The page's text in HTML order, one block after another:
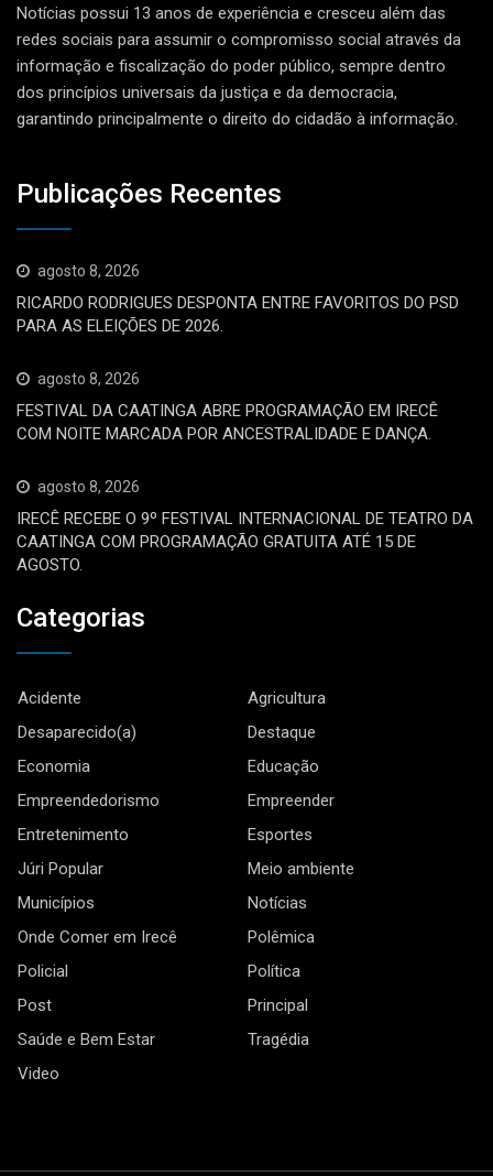
Notícias possui 13 anos de experiência e cresceu além das
redes sociais para assumir o compromisso social através da
informação e fiscalização do poder público, sempre dentro
dos princípios universais da justiça e da democracia,
garantindo principalmente o direito do cidadão à informação.
Publicações Recentes
agosto 8, 2026
RICARDO RODRIGUES DESPONTA ENTRE FAVORITOS DO PSD
PARA AS ELEIÇÕES DE 2026.
agosto 8, 2026
FESTIVAL DA CAATINGA ABRE PROGRAMAÇÃO EM IRECÊ
COM NOITE MARCADA POR ANCESTRALIDADE E DANÇA.
agosto 8, 2026
IRECÊ RECEBE O 9º FESTIVAL INTERNACIONAL DE TEATRO DA
CAATINGA COM PROGRAMAÇÃO GRATUITA ATÉ 15 DE
AGOSTO.
Categorias
Acidente
Agricultura
Desaparecido(a)
Destaque
Economia
Educação
Empreendedorismo
Empreender
Entretenimento
Esportes
Júri Popular
Meio ambiente
Municípios
Notícias
Onde Comer em Irecê
Polêmica
Policial
Política
Post
Principal
Saúde e Bem Estar
Tragédia
Video